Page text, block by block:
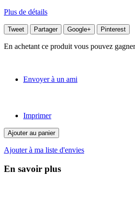
Plus de détails
Tweet Partager Google+ Pinterest
En achetant ce produit vous pouvez
Envoyer à un ami
Imprimer
Ajouter au panier
Ajouter à ma liste d'envies
En savoir plus